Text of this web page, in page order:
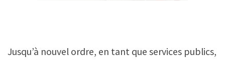
Jusqu’à nouvel ordre, en tant que services publics,